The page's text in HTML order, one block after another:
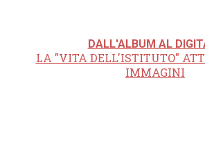
DALL'ALBUM AL
LA "VITA DELL'ISTITUTO"
IMMAGINI